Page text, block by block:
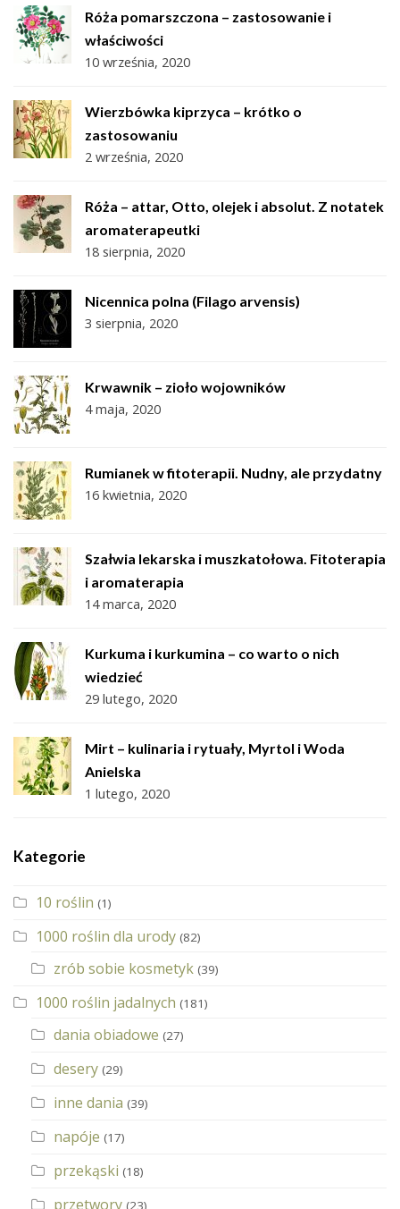
Róża pomarszczona – zastosowanie i
właściwości
10 września, 2020
Wierzbówka kiprzyca – krótko o
zastosowaniu
2 września, 2020
Róża – attar, Otto, olejek i absolut. Z notatek
aromaterapeutki
18 sierpnia, 2020
Nicennica polna (Filago arvensis)
3 sierpnia, 2020
Krwawnik – zioło wojowników
4 maja, 2020
Rumianek w fitoterapii. Nudny, ale przydatny
16 kwietnia, 2020
Szałwia lekarska i muszkatołowa. Fitoterapia
i aromaterapia
14 marca, 2020
Kurkuma i kurkumina – co warto o nich
wiedzieć
29 lutego, 2020
Mirt – kulinaria i rytuały, Myrtol i Woda
Anielska
1 lutego, 2020
Kategorie
10 roślin (1)
1000 roślin dla urody (82)
zrób sobie kosmetyk (39)
1000 roślin jadalnych (181)
dania obiadowe (27)
desery (29)
inne dania (39)
napóje (17)
przekąski (18)
przetwory (23)